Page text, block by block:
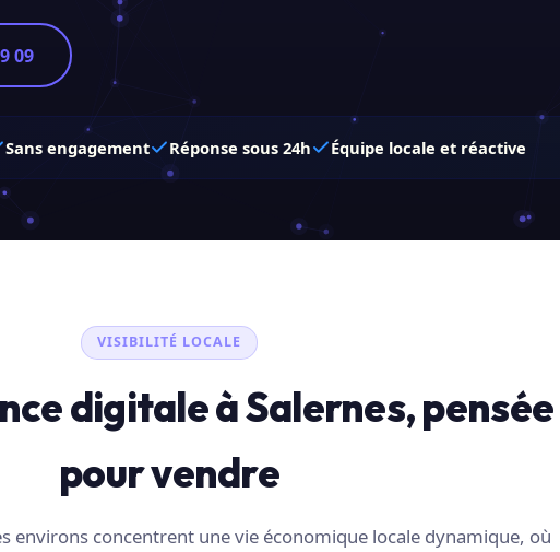
09
Sans engagement Réponse sous 24h Équipe locale et réactive
VISIBILITÉ LOCALE
digitale à Salernes, pensée
pour vendre
environs concentrent une vie économique locale dynamique, où